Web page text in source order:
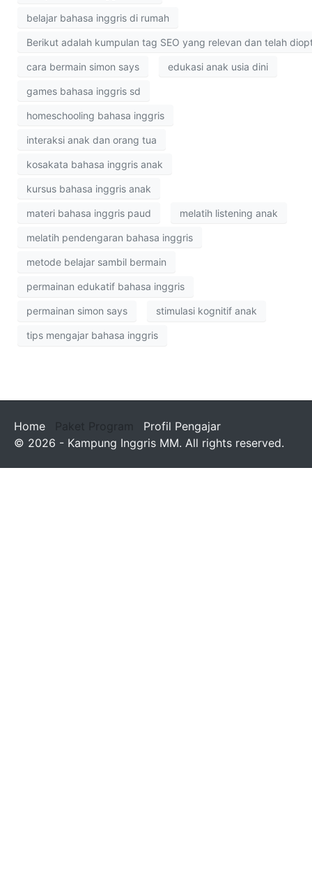
belajar bahasa inggris di rumah
Berikut adalah kumpulan tag SEO yang relevan dan telah
cara bermain simon says edukasi anak usia dini
games bahasa inggris sd
homeschooling bahasa inggris
interaksi anak dan orang tua
kosakata bahasa inggris anak
kursus bahasa inggris anak
materi bahasa inggris paud melatih listening anak
melatih pendengaran bahasa inggris
metode belajar sambil bermain
permainan edukatif bahasa inggris
permainan simon says stimulasi kognitif anak
tips mengajar bahasa inggris
Home Paket Program
Profil Pengajar
© 2026 - Kampung Inggris MM. All rights reserved.